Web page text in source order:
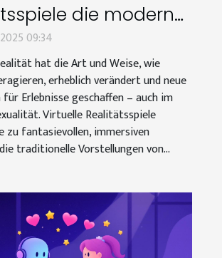
die moderne
Sexualität?
09:34
hat die Art und Weise, wie
erheblich verändert und neue
Erlebnisse geschaffen – auch im
Virtuelle Realitätsspiele
zu fantasievollen, immersiven
traditionelle Vorstellungen von...